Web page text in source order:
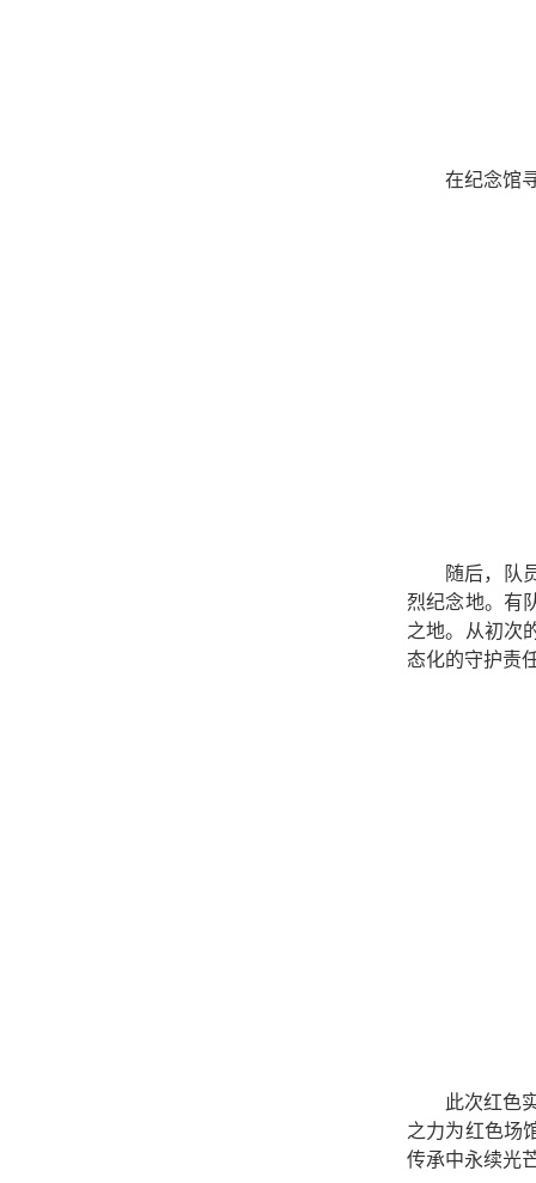
在纪念馆
随后，队
烈纪念地。有
之地。
从初次
态化的守护责
此次红色
之力为红色场
传承中永续光